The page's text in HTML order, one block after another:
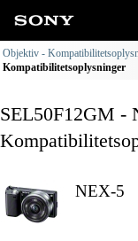
Objektiv -
Kompatibilitetsoplysninger
SEL50F12GM -
NEX-5